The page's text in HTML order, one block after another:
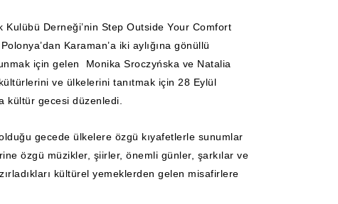
Kulübü Derneği’nin Step Outside Your Comfort
Karaman’a iki aylığına gönüllü
için gelen Monika Sroczyńska ve Natalia
ve ülkelerini tanıtmak için 28 Eylül
kültür gecesi düzenledi.
olduğu gecede ülkelere özgü kıyafetlerle sunumlar
özgü müzikler, şiirler, önemli günler, şarkılar ve
kültürel yemeklerden gelen misafirlere